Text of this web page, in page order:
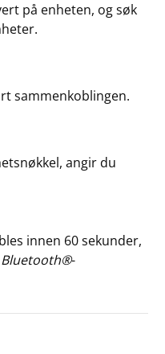
på enheten, og søk
sammenkoblingen.
angir du
innen 60 sekunder,
Bluetooth®-